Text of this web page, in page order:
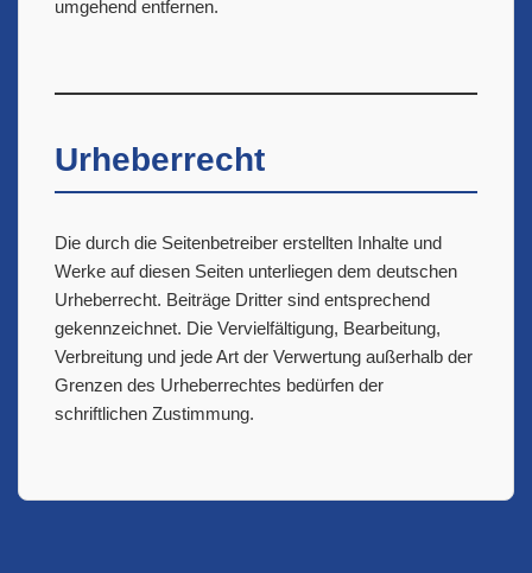
umgehend entfernen.
Urheberrecht
Die durch die Seitenbetreiber erstellten Inhalte und
Werke auf diesen Seiten unterliegen dem deutschen
Urheberrecht. Beiträge Dritter sind entsprechend
gekennzeichnet. Die Vervielfältigung, Bearbeitung,
Verbreitung und jede Art der Verwertung außerhalb der
Grenzen des Urheberrechtes bedürfen der
schriftlichen Zustimmung.